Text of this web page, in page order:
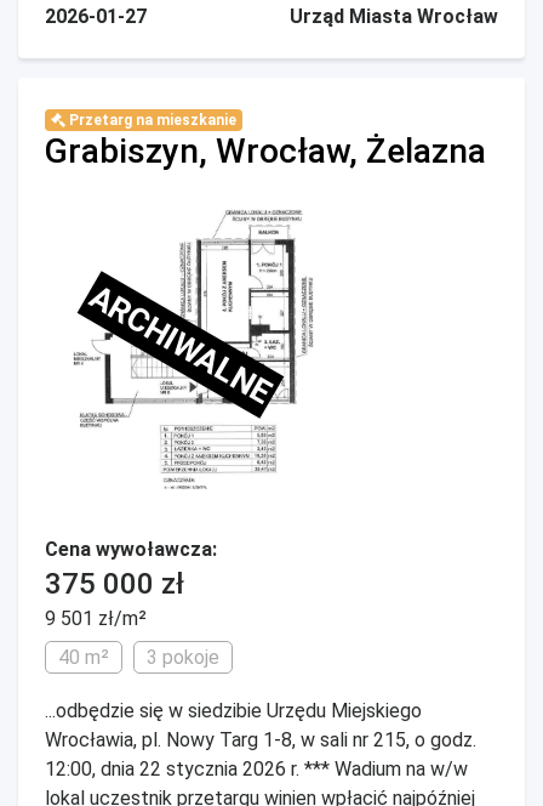
2026-01-27
Urząd Miasta Wrocław
Przetarg na mieszkanie
Grabiszyn, Wrocław, Żelazna
ARCHIWALNE
Cena wywoławcza:
375 000 zł
9 501 zł/m²
40 m²
3 pokoje
...odbędzie się w siedzibie Urzędu Miejskiego
Wrocławia, pl. Nowy Targ 1-8, w sali nr 215, o godz.
12:00, dnia 22 stycznia 2026 r. *** Wadium na w/w
lokal uczestnik przetargu winien wpłacić najpóźniej